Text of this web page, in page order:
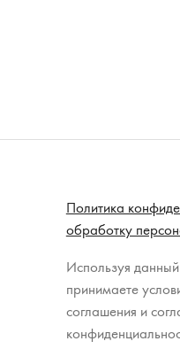
Политика
обработку
Используя
принимаете
соглашения и